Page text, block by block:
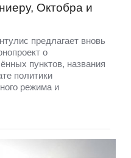
Октобра и
предлагает вновь
о
пунктов, названия
политики
режима и